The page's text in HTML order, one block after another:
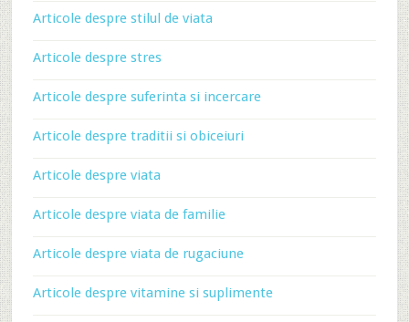
Articole despre stilul de viata
Articole despre stres
Articole despre suferinta si incercare
Articole despre traditii si obiceiuri
Articole despre viata
Articole despre viata de familie
Articole despre viata de rugaciune
Articole despre vitamine si suplimente